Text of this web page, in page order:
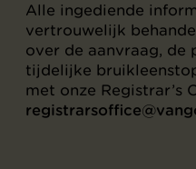
Alle ingediende
vertrouwelijk
over de aanvraag, de
tijdelijke
met onze Registrar’s